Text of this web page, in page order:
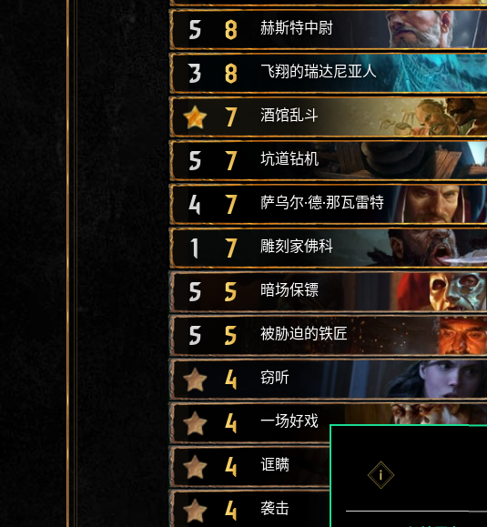
5 8 赫斯特中尉
3 8 飞翔的瑞达尼亚人
7 酒馆乱斗
5 7 坑道钻机
4 7 萨乌尔·德·那瓦雷特
1 7 雕刻家佛科
5 5 暗场保镖
5 5 被胁迫的铁匠
4 窃听
4 一场好戏
4 诓瞒
4 袭击